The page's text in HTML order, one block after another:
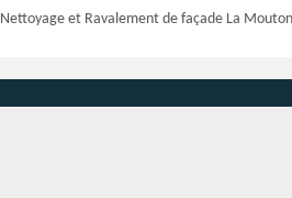
Nettoyage et Ravalement de façade La